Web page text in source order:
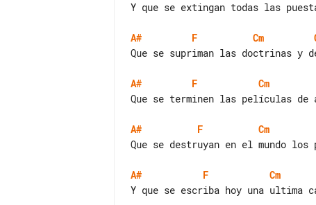
Y que se extingan todas las
A# F Cm
Que se supriman las doctrinas y
A# F Cm
Que se terminen las películas de
A# F Cm
Que se destruyan en el mundo los
A# F Cm
Y que se escriba hoy una ultima